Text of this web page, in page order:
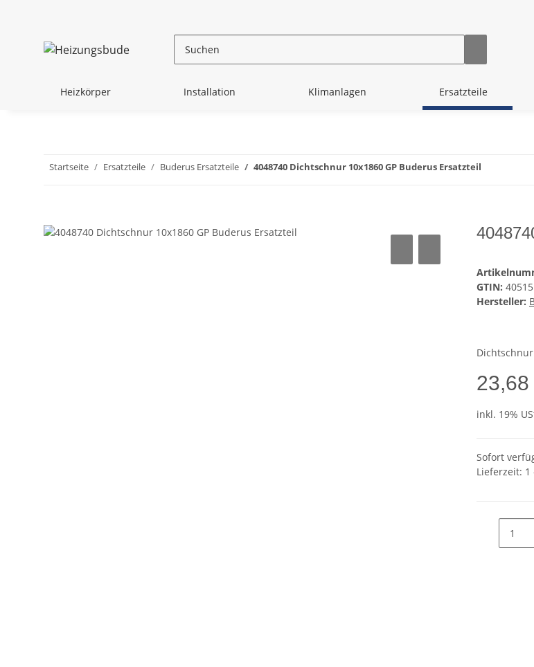
Heizkörper Installation Klimanlagen Ersatzteile
Startseite Ersatzteile Buderus Ersatzteile 4048740 Dichtschnur 10x1860 GP Buderus Ersatzteil
GTIN:
Hersteller:
Dichtschnur
23,68
inkl. 19%
Sofort
Lieferzeit: 1